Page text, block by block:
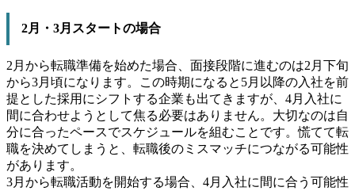
2月・3月スタートの場合
2月から転職準備を始めた場合、面接段階に進むのは2月下旬
から3月頃になります。この時期になると5月以降の入社を前
提とした採用にシフトする企業も出てきますが、4月入社に
間に合わせようとして焦る必要はありません。大切なのは自
分に合ったペースでスケジュールを組むことです。慌てて転
職を決めてしまうと、転職後のミスマッチにつながる可能性
があります。
3月から転職活動を開始する場合、4月入社に間に合う可能性